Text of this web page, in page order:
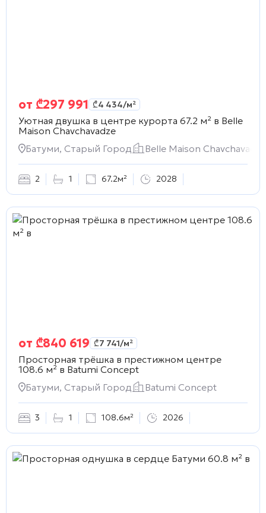
от ₾297 991 ₾4 434/м²
Уютная двушка в центре курорта 67.2 м² в Belle
Maison Chavchavadze
Батуми, Старый Город
Belle Maison Chavchavadze
2 1 67.2м² 2028
от ₾840 619 ₾7 741/м²
Просторная трёшка в престижном центре
108.6 м² в Batumi Concept
Батуми, Старый Город
Batumi Concept
3 1 108.6м² 2026